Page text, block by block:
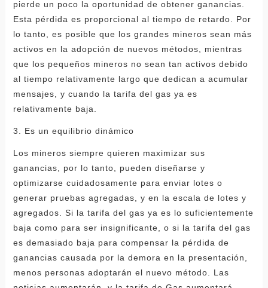
pierde un poco la oportunidad de obtener ganancias.
Esta pérdida es proporcional al tiempo de retardo. Por
lo tanto, es posible que los grandes mineros sean más
activos en la adopción de nuevos métodos, mientras
que los pequeños mineros no sean tan activos debido
al tiempo relativamente largo que dedican a acumular
mensajes, y cuando la tarifa del gas ya es
relativamente baja.
3. Es un equilibrio dinámico
Los mineros siempre quieren maximizar sus
ganancias, por lo tanto, pueden diseñarse y
optimizarse cuidadosamente para enviar lotes o
generar pruebas agregadas, y en la escala de lotes y
agregados. Si la tarifa del gas ya es lo suficientemente
baja como para ser insignificante, o si la tarifa del gas
es demasiado baja para compensar la pérdida de
ganancias causada por la demora en la presentación,
menos personas adoptarán el nuevo método. Las